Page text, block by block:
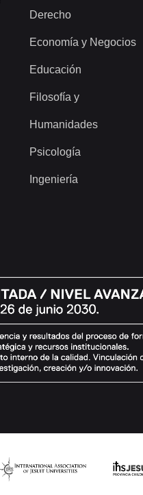
Derecho
Economía y Negocios
Educación
Filosofía y
Humanidades
Psicología
Ingeniería